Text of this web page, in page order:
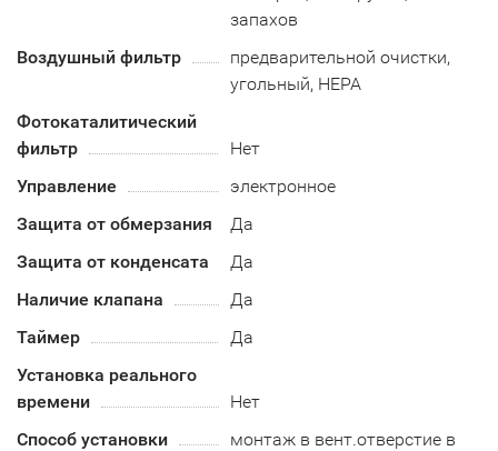
запахов
Воздушный фильтр
предварительной очистки,
угольный, HEPA
Фотокаталитический
фильтр
Нет
Управление
электронное
Защита от обмерзания
Да
Защита от конденсата
Да
Наличие клапана
Да
Таймер
Да
Установка реального
времени
Нет
Способ установки
монтаж в вент.отверстие в